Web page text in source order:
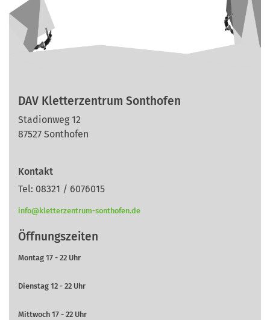
DAV Kletterzentrum Sonthofen
Stadionweg 12
87527 Sonthofen
Kontakt
Tel: 08321 / 6076015
info@kletterzentrum-sonthofen.de
Öffnungszeiten
Montag 17 - 22 Uhr
Dienstag 12 - 22 Uhr
Mittwoch 17 - 22 Uhr